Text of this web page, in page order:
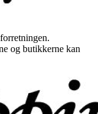
og butikkerne kan